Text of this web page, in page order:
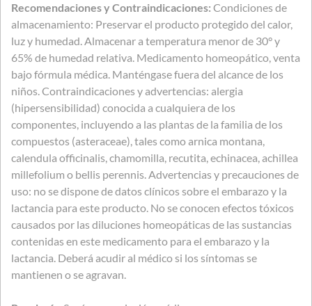
Recomendaciones y Contraindicaciones: Condiciones de
almacenamiento: Preservar el producto protegido del calor,
luz y humedad. Almacenar a temperatura menor de 30° y
65% de humedad relativa. Medicamento homeopático, venta
bajo fórmula médica. Manténgase fuera del alcance de los
niños. Contraindicaciones y advertencias: alergia
(hipersensibilidad) conocida a cualquiera de los
componentes, incluyendo a las plantas de la familia de los
compuestos (asteraceae), tales como arnica montana,
calendula officinalis, chamomilla, recutita, echinacea, achillea
millefolium o bellis perennis. Advertencias y precauciones de
uso: no se dispone de datos clínicos sobre el embarazo y la
lactancia para este producto. No se conocen efectos tóxicos
causados por las diluciones homeopáticas de las sustancias
contenidas en este medicamento para el embarazo y la
lactancia. Deberá acudir al médico si los síntomas se
mantienen o se agravan.